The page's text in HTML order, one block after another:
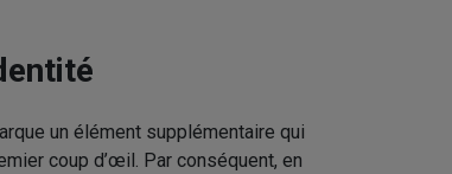
un élément supplémentaire qui
coup d’œil. Par conséquent, en